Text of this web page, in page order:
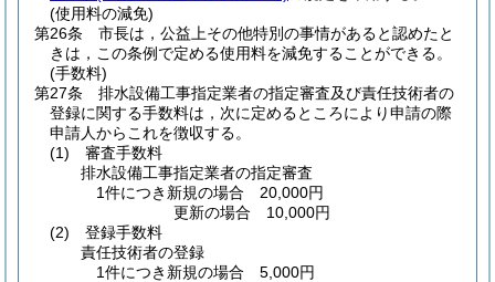
(使用料の減免)
第26条
市長は，公益上その他特別の事情があると認めたと
きは，この条例で定める使用料を減免することができる。
(手数料)
第27条
排水設備工事指定業者の指定審査及び責任技術者の
登録に関する手数料は，次に定めるところにより申請の際
申請人からこれを徴収する。
(1)
審査手数料
排水設備工事指定業者の指定審査
1件につき新規の場合 20,000円
更新の場合 10,000円
(2)
登録手数料
責任技術者の登録
1件につき新規の場合 5,000円